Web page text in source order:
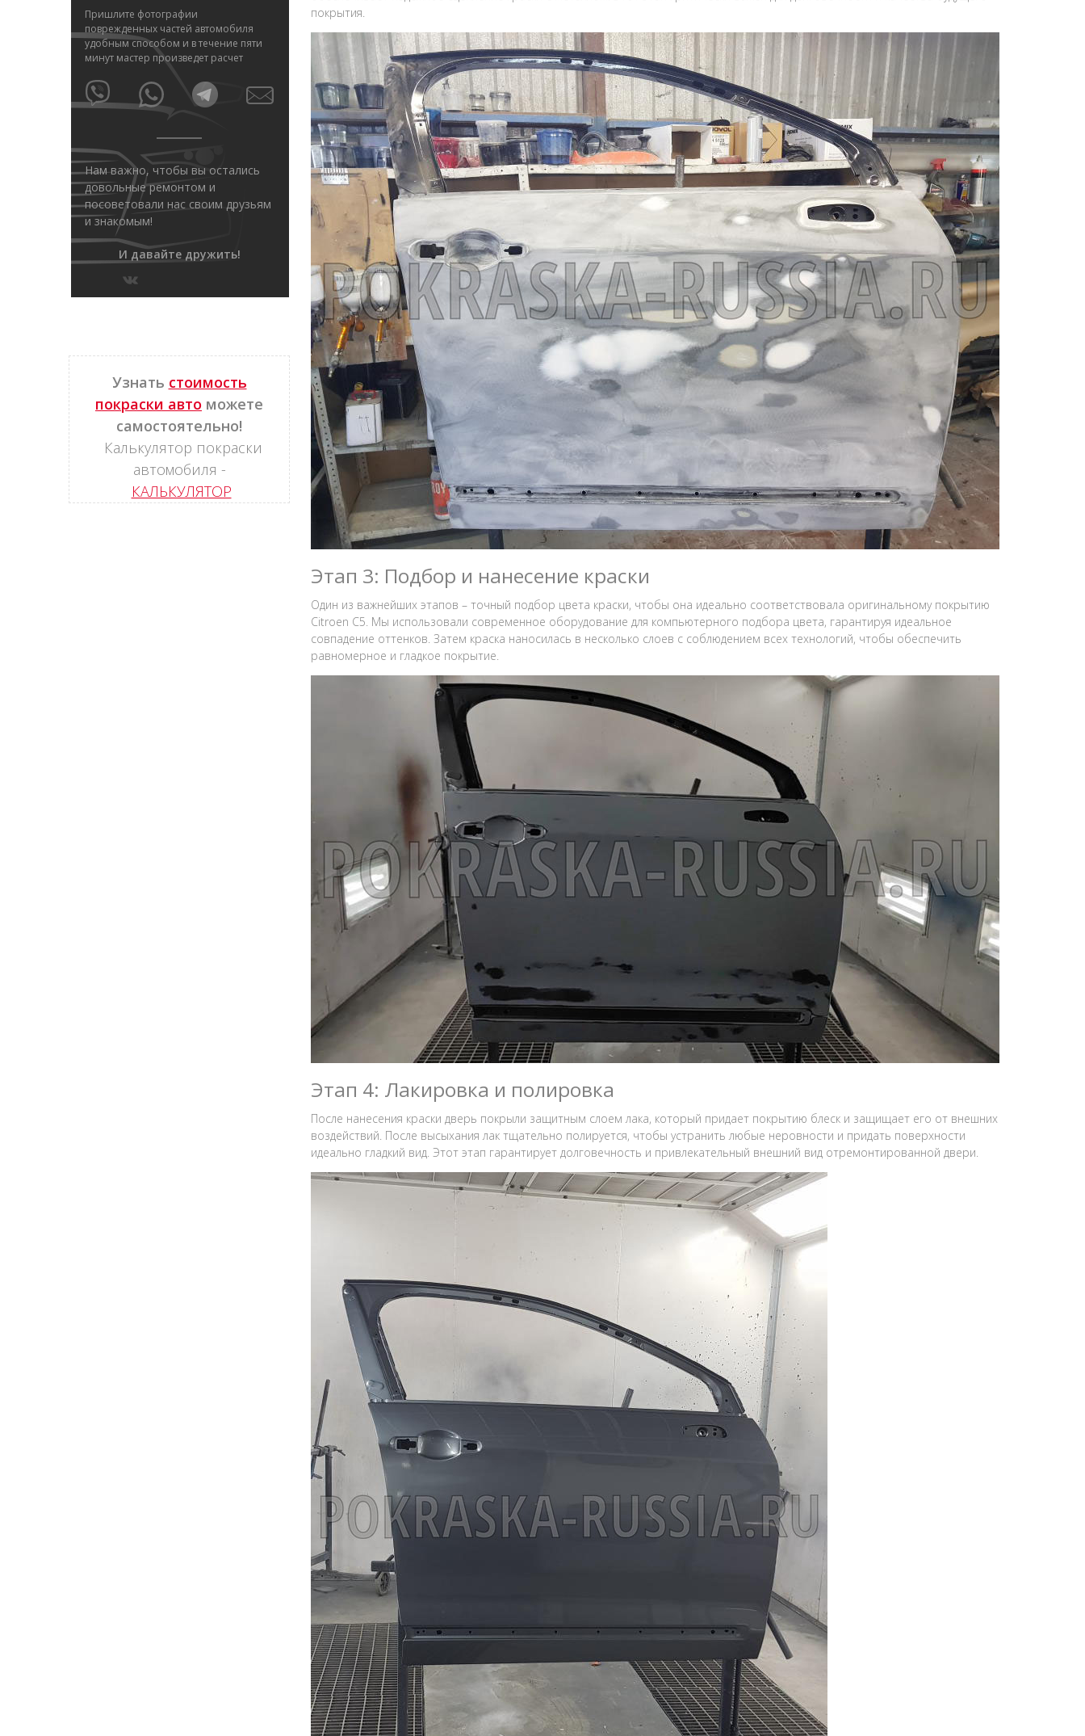
покрытия.
Этап 3: Подбор и нанесение краски
Один из важнейших этапов – точный подбор цвета краски, чтобы она идеально соответствовала оригинальному покрытию
Citroen C5. Мы использовали современное оборудование для компьютерного подбора цвета, гарантируя идеальное
совпадение оттенков. Затем краска наносилась в несколько слоев с соблюдением всех технологий, чтобы обеспечить
равномерное и гладкое покрытие.
Этап 4: Лакировка и полировка
После нанесения краски дверь покрыли защитным слоем лака, который придает покрытию блеск и защищает его от внешних
воздействий. После высыхания лак тщательно полируется, чтобы устранить любые неровности и придать поверхности
идеально гладкий вид. Этот этап гарантирует долговечность и привлекательный внешний вид отремонтированной двери.
Пришлите фотографии
поврежденных частей автомобиля
удобным способом и в течение пяти
минут мастер произведет расчет
Нам важно, чтобы вы остались
довольные ремонтом и
посоветовали нас своим друзьям
и знакомым!
И давайте дружить!
Узнать стоимость
покраски авто можете
самостоятельно!
Калькулятор покраски
автомобиля -
КАЛЬКУЛЯТОР